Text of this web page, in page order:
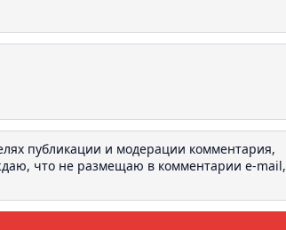
публикации и модерации комментария,
что не размещаю в комментарии e-mail,